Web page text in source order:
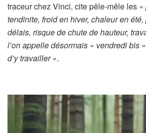
traceur chez Vinci, cite pêle-mêle les «
tendinite, froid en hiver, chaleur en
délais, risque de chute de hauteur,
l’on appelle désormais « vendredi bis
d’y travailler ».